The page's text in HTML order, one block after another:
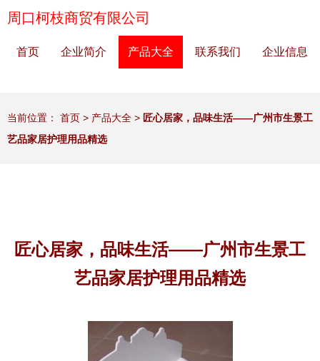
周口柯枝商贸有限公司
首页 企业简介 产品大全 联系我们 企业信息
当前位置： 首页 > 产品大全 > 匠心居家，品味生活——广州市生景工
艺品家居护理用品精选
匠心居家，品味生活——广州市生景工
艺品家居护理用品精选